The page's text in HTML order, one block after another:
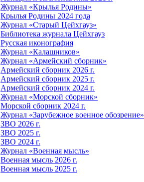
Журнал «Крылья Родины»
Крылья Родины 2024 года
Журнал «Старый Цейхгауз»
Библиотека журнала Цейхгауз
Русская иконография
Журнал «Калашников»
Журнал «Армейский сборник»
Армейский сборник 2026 г.
Армейский сборник 2025 г.
Армейский сборник 2024 г.
Журнал «Морской сборник»
Морской сборник 2024 г.
Журнал «Зарубежное военное обозрение»
ЗВО 2026 г.
ЗВО 2025 г.
ЗВО 2024 г.
Журнал «Военная мысль»
Военная мысль 2026 г.
Военная мысль 2025 г.